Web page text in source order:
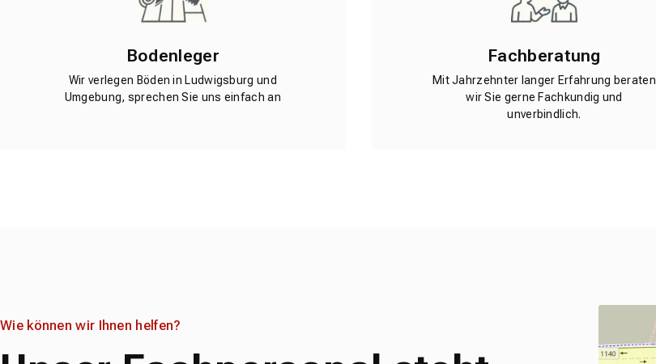
Bodenleger
Wir verlegen Böden in Ludwigsburg und
Umgebung, sprechen Sie uns einfach an
Fachberatung
Mit Jahrzehnter langer Erfahrung beraten
wir Sie gerne Fachkundig und
unverbindlich.
Wie können wir Ihnen helfen?